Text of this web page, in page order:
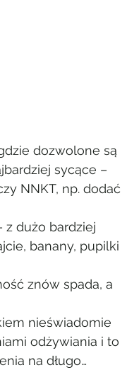
dozwolone są
sycące –
NNKT, np. dodać
dużo bardziej
banany, pupilki
znów spada, a
nieświadomie
odżywiania i to
na długo…